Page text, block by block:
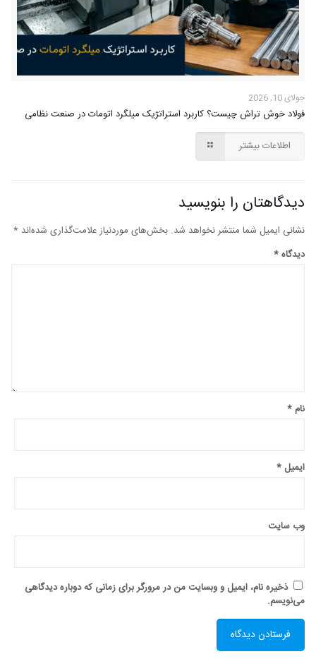
جولای 10, 2026
فولاد خوش تراش چیست؟ کاربرد استراتژیک میلگرد اتومات در صنعت نظامی
اطلاعات بیشتر
دیدگاهتان را بنویسید
نشانی ایمیل شما منتشر نخواهد شد. بخش‌های موردنیاز علامت‌گذاری شده‌اند *
دیدگاه*
نام *
ایمیل *
وب‌ سایت
ذخیره نام، ایمیل و وبسایت من در مرورگر برای زمانی که دوباره دیدگاهی
می‌نویسم.